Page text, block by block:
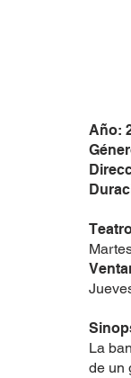
Año:
La
de un